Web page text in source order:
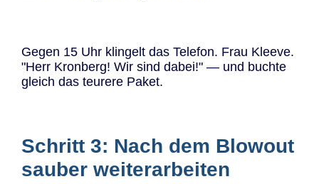
Gegen 15 Uhr klingelt das Telefon. Frau Kleeve.
"Herr Kronberg! Wir sind dabei!" — und buchte
gleich das teurere Paket.
Schritt 3: Nach dem Blowout
sauber weiterarbeiten